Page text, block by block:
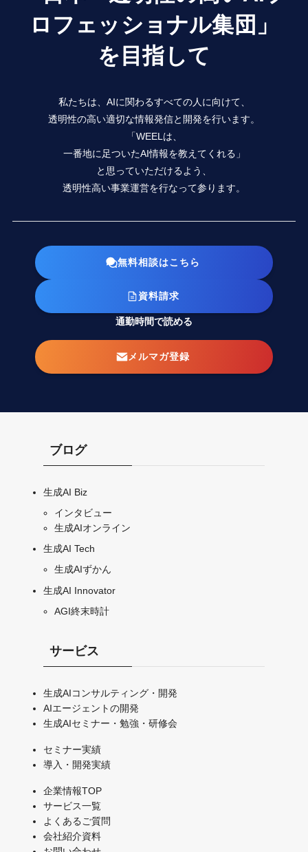
ロフェッショナル集団」
を目指して
私たちは、AIに関わるすべての人に向けて、
透明性の高い適切な情報発信と開発を行います。
「WEELは、
一番地に足ついたAI情報を教えてくれる」
と思っていただけるよう、
透明性高い事業運営を行なって参ります。
無料相談はこちら
資料請求
通勤時間で読める
メルマガ登録
ブログ
生成AI Biz
インタビュー
生成AIオンライン
生成AI Tech
生成AIずかん
生成AI Innovator
AGI終末時計
サービス
生成AIコンサルティング・開発
AIエージェントの開発
生成AIセミナー・勉強・研修会
セミナー実績
導入・開発実績
企業情報TOP
サービス一覧
よくあるご質問
会社紹介資料